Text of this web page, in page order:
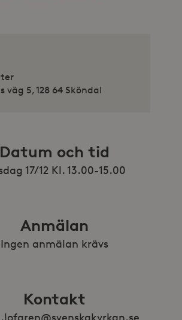
väg 5, 128 64 Sköndal
Datum och tid
17/12 Kl. 13.00-15.00
Anmälan
Ingen anmälan krävs
Kontakt